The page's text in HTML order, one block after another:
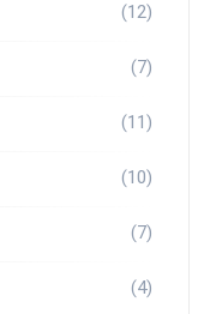
(12)
(7)
(11)
(10)
(7)
(4)